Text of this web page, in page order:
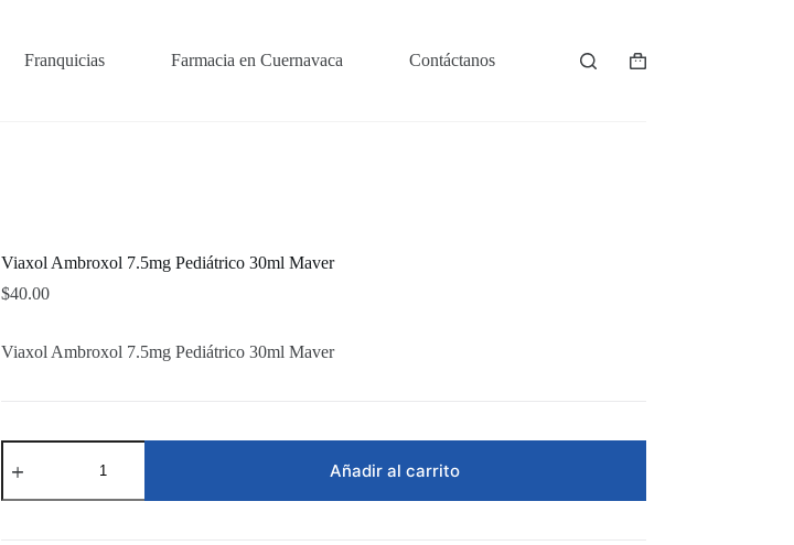
Franquicias Farmacia en Cuernavaca Contáctanos
Shopping
Viaxol Ambroxol 7.5mg Pediátrico 30ml Maver
$40.00
Viaxol Ambroxol 7.5mg Pediátrico 30ml Maver
Viaxol
Ambroxol
Pediátrico
Añadir al carrito